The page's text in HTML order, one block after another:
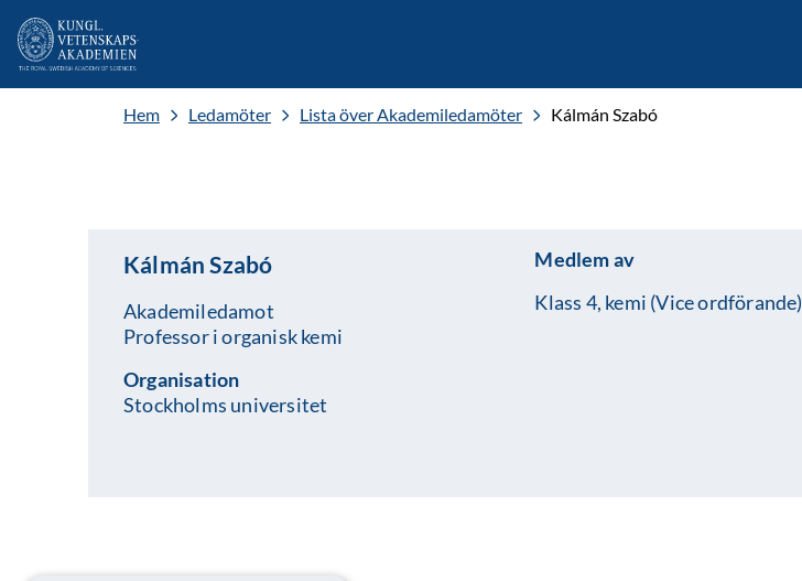
Hem Ledamöter Lista över Akademiledamöter Kálmán Szabó
Kálmán Szabó
Akademiledamot
Professor i organisk kemi
Organisation
Stockholms universitet
Medlem av
Klass 4, kemi (Vice ordförande)